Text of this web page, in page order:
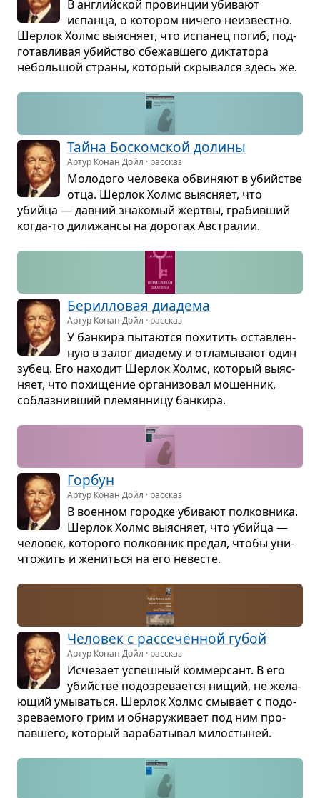
В английской про­вин­ции уби­вают
испанца, о кото­ром ничего неиз­вестно.
Шер­лок Холмс выяс­няет, что испа­нец погиб, под­
го­тав­ли­вая убийство сбе­жав­шего дик­та­тора
неболь­шой страны, кото­рый скры­вался здесь же.
Тайна Боском­ской долины
Артур Конан Дойл · рассказ
Моло­дого чело­века обви­няют в убийстве
отца. Шер­лок Холмс выяс­няет, что
убийца — дав­ний зна­ко­мый жертвы, гра­бив­ший
когда-то дили­жансы на доро­гах Австра­лии.
Берил­ло­вая диа­дема
Артур Конан Дойл · рассказ
У бан­кира пыта­ются похи­тить остав­лен­
ную в залог диа­дему и отла­мы­вают один
зубец. Его нахо­дит Шер­лок Холмс, кото­рый выяс­
няет, что похи­ще­ние орга­ни­зо­вал мошен­ник,
соблаз­нив­ший пле­мян­ницу бан­кира.
Гор­бун
Артур Конан Дойл · рассказ
В воен­ном городке уби­вают пол­ков­ника.
Шер­лок Холмс выяс­няет, что убийца —
чело­век, кото­рого пол­ков­ник пре­дал, чтобы уни­
что­жить и жениться на его неве­сте.
Чело­век с рас­сечён­ной губой
Артур Конан Дойл · рассказ
Исче­зает успеш­ный ком­мер­сант. В его
убийстве подо­зре­ва­ется нищий, не жела­
ю­щий умы­ваться. Шер­лок Холмс смы­вает с подо­
зре­ва­е­мого грим и обна­ру­жи­вает под ним про­
пав­шего, кото­рый зара­ба­ты­вал мило­сты­ней.